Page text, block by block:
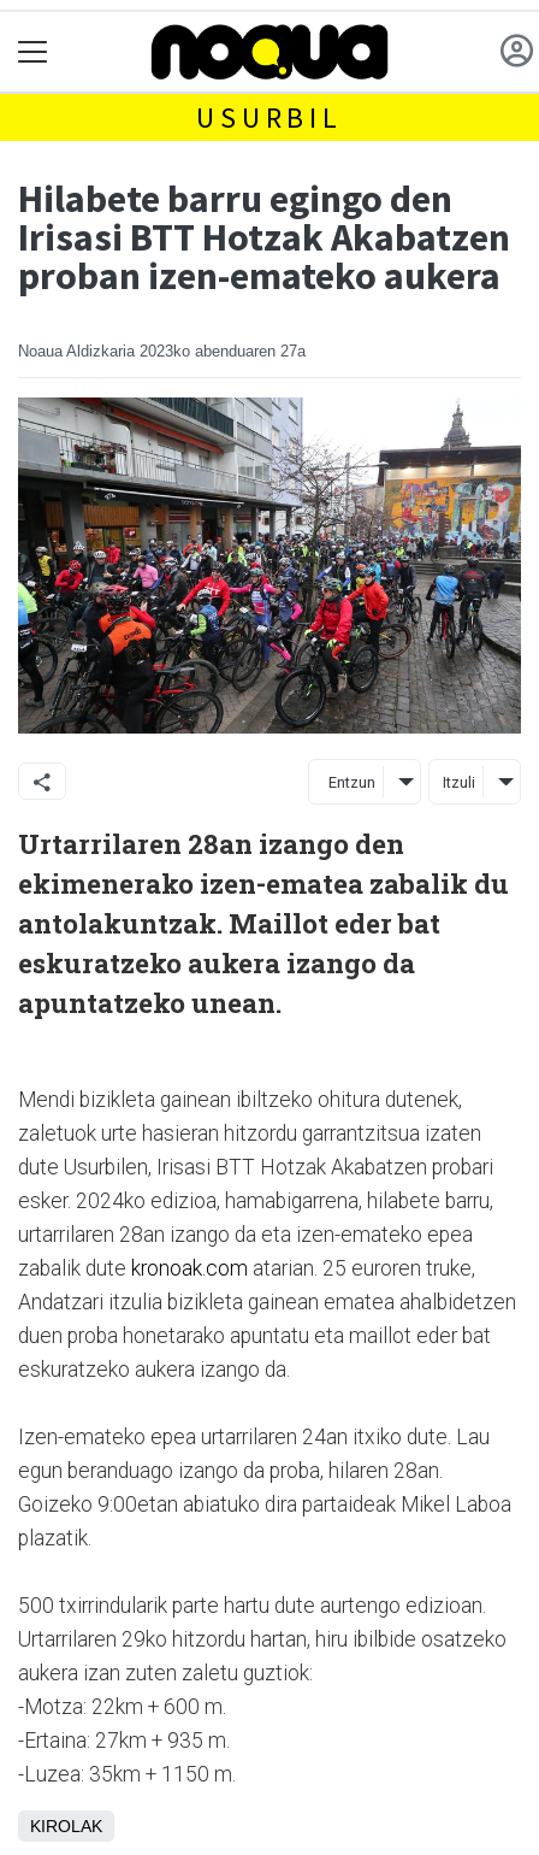
USURBIL
Hilabete barru egingo den
Irisasi BTT Hotzak Akabatzen
proban izen-emateko aukera
Noaua Aldizkaria 2023ko abenduaren 27a
Entzun Itzuli
Urtarrilaren 28an izango den
ekimenerako izen-ematea zabalik du
antolakuntzak. Maillot eder bat
eskuratzeko aukera izango da
apuntatzeko unean.
Mendi bizikleta gainean ibiltzeko ohitura dutenek,
zaletuok urte hasieran hitzordu garrantzitsua izaten
dute Usurbilen, Irisasi BTT Hotzak Akabatzen probari
esker. 2024ko edizioa, hamabigarrena, hilabete barru,
urtarrilaren 28an izango da eta izen-emateko epea
zabalik dute kronoak.com atarian. 25 euroren truke,
Andatzari itzulia bizikleta gainean ematea ahalbidetzen
duen proba honetarako apuntatu eta maillot eder bat
eskuratzeko aukera izango da.
Izen-emateko epea urtarrilaren 24an itxiko dute. Lau
egun beranduago izango da proba, hilaren 28an.
Goizeko 9:00etan abiatuko dira partaideak Mikel Laboa
plazatik.
500 txirrindularik parte hartu dute aurtengo edizioan.
Urtarrilaren 29ko hitzordu hartan, hiru ibilbide osatzeko
aukera izan zuten zaletu guztiok:
-Motza: 22km + 600 m.
-Ertaina: 27km + 935 m.
-Luzea: 35km + 1150 m.
KIROLAK